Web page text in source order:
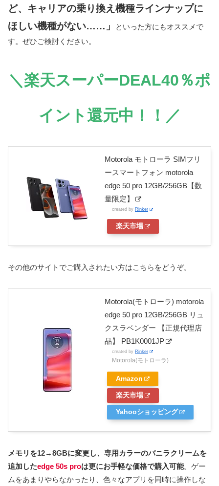
ど、キャリアの乗り換え機種ラインナップに
ほしい機種がない……」
といった方にもオススメで
す。ぜひご検討ください。
＼楽天スーパーDEAL40％ポ
イント還元中！！／
Motorola モトローラ SIMフリ
ースマートフォン motorola
edge 50 pro 12GB/256GB【数
量限定】
created by Rinker
楽天市場
その他のサイトでご購入されたい方はこちらをどうぞ。
Motorola(モトローラ) motorola
edge 50 pro 12GB/256GB リュ
クスラベンダー 【正規代理店
品】 PB1K0001JP
created by Rinker
Motorola(モトローラ)
Amazon
楽天市場
Yahooショッピング
メモリを12→8GBに変更し、専用カラーのバニラクリームを
追加したedge 50s proは更にお手軽な価格で購入可能。ゲー
ムをあまりやらなかったり、色々なアプリを同時に操作しな